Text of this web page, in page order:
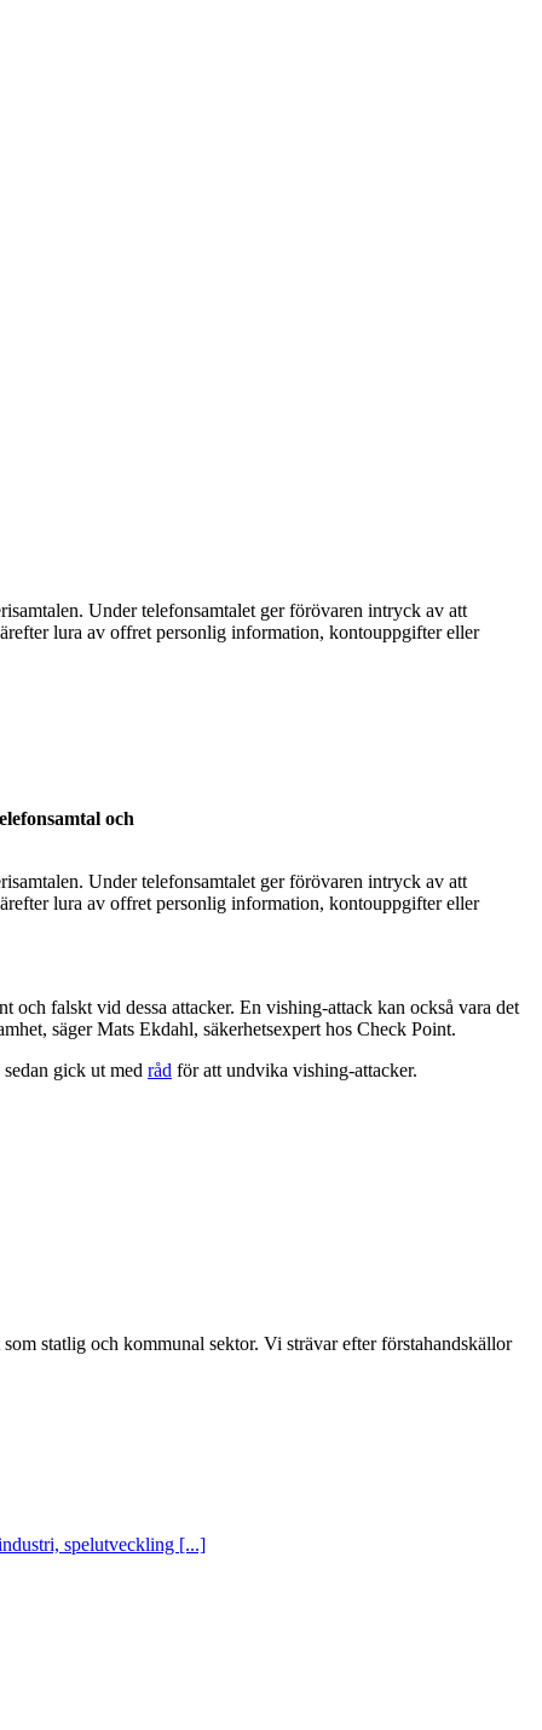
Under telefonsamtalet ger förövaren intryck av att
lura av offret personlig information, kontouppgifter eller
och
Under telefonsamtalet ger förövaren intryck av att
lura av offret personlig information, kontouppgifter eller
och falskt vid dessa attacker. En vishing-attack kan också vara det
säger Mats Ekdahl, säkerhetsexpert hos Check Point.
gick ut med råd för att undvika vishing-attacker.
statlig och kommunal sektor. Vi strävar efter förstahandskällor
spelutveckling [...]